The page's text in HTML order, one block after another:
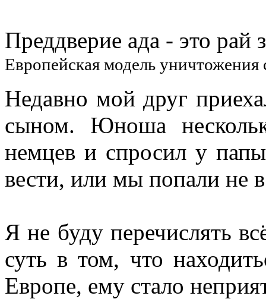
Преддверие ада - это рай
Европейская модель
Недавно мой друг
сыном. Юноша
немцев и спросил у
вести, или мы попали не
Я не буду перечислять
суть в том, что
Европе, ему стало